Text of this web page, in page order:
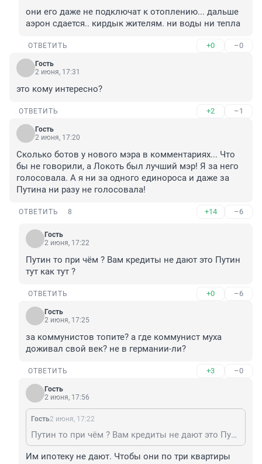
они его даже не подключат к отоплению... дальше
аэрон сдается.. кирдык жителям. ни воды ни тепла
ОТВЕТИТЬ +0 –0
Гость
2 июня, 17:31
это кому интересно?
ОТВЕТИТЬ +2 –1
Гость
2 июня, 17:20
Сколько ботов у нового мэра в комментариях... Что
бы не говорили, а Локоть был лучший мэр! Я за него
голосовала. А я ни за одного единороса и даже за
Путина ни разу не голосовала!
ОТВЕТИТЬ 8 +14 –6
Гость
2 июня, 17:22
Путин то при чём ? Вам кредиты не дают это Путин
тут как тут ?
ОТВЕТИТЬ +0 –6
Гость
2 июня, 17:25
за коммунистов топите? а где коммунист муха
доживал свой век? не в германии-ли?
ОТВЕТИТЬ +3 –0
Гость
2 июня, 17:56
Гость2 июня, 17:22
Путин то при чём ? Вам кредиты не дают это Путин тут как тут ?
Им ипотеку не дают. Чтобы они по три квартиры